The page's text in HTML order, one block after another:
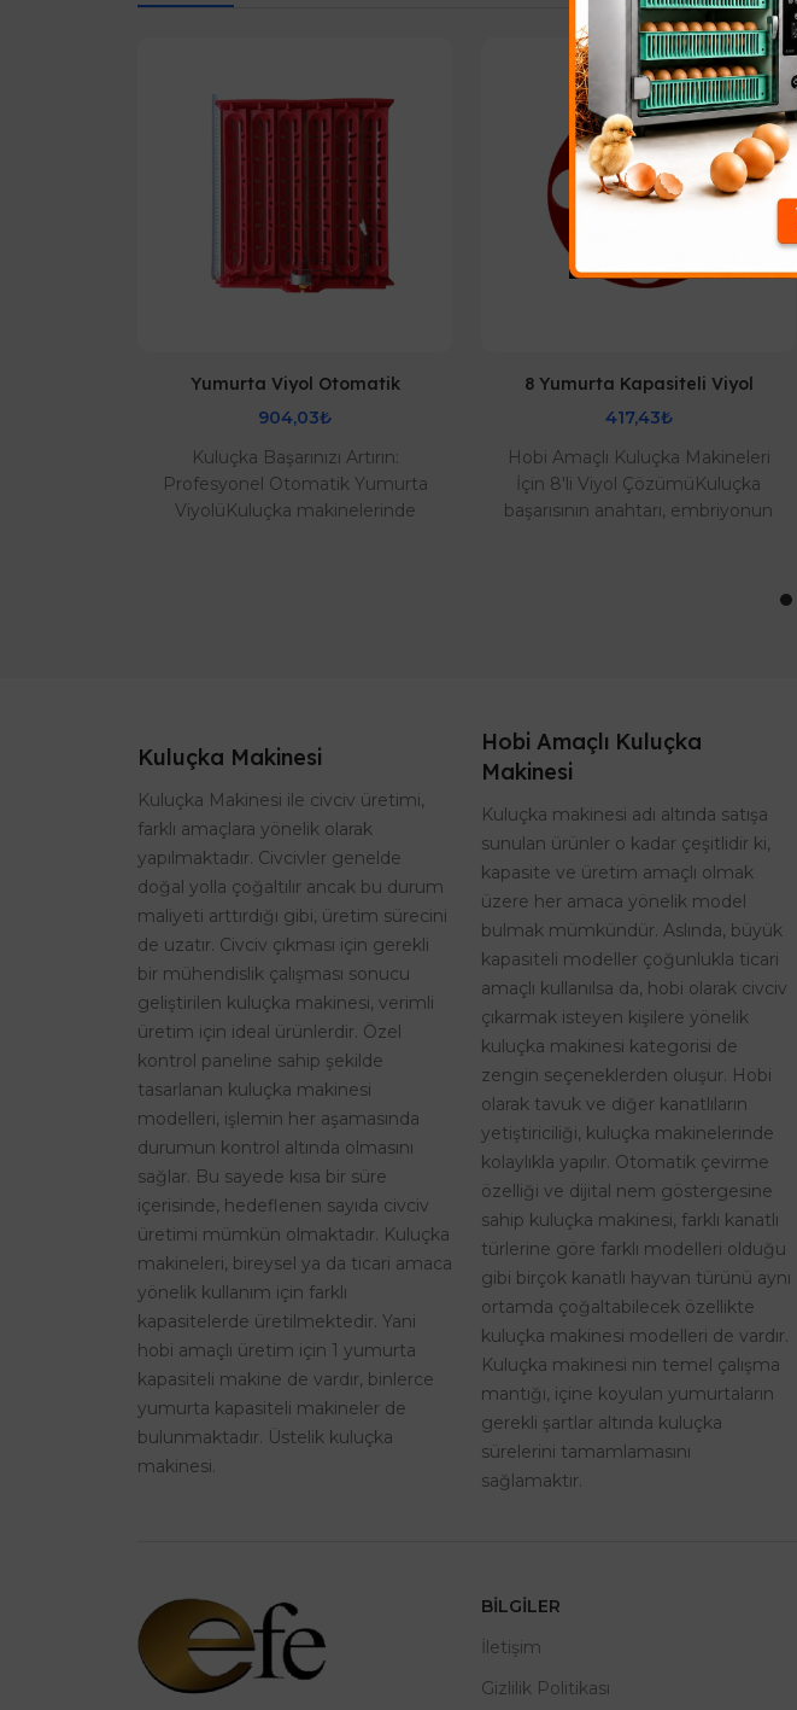
Yumurta Viyol Otomatik
904,03₺
Kuluçka Başarınızı Artırın:
Profesyonel Otomatik Yumurta
ViyolüKuluçka makinelerinde
8 Yumurta Kapasiteli Viyol
417,43₺
Hobi Amaçlı Kuluçka Makineleri
İçin 8'li Viyol ÇözümüKuluçka
başarısının anahtarı, embriyonun
Kuluçka Makinesi
Kuluçka Makinesi ile civciv üretimi,
farklı amaçlara yönelik olarak
yapılmaktadır. Civcivler genelde
doğal yolla çoğaltılır ancak bu durum
maliyeti arttırdığı gibi, üretim sürecini
de uzatır. Civciv çıkması için gerekli
bir mühendislik çalışması sonucu
geliştirilen kuluçka makinesi, verimli
üretim için ideal ürünlerdir. Özel
kontrol paneline sahip şekilde
tasarlanan kuluçka makinesi
modelleri, işlemin her aşamasında
durumun kontrol altında olmasını
sağlar. Bu sayede kısa bir süre
içerisinde, hedeflenen sayıda civciv
üretimi mümkün olmaktadır. Kuluçka
makineleri, bireysel ya da ticari amaca
yönelik kullanım için farklı
kapasitelerde üretilmektedir. Yani
hobi amaçlı üretim için 1 yumurta
kapasiteli makine de vardır, binlerce
yumurta kapasiteli makineler de
bulunmaktadır. Üstelik kuluçka
makinesi.
Hobi Amaçlı Kuluçka
Makinesi
Kuluçka makinesi adı altında satışa
sunulan ürünler o kadar çeşitlidir ki,
kapasite ve üretim amaçlı olmak
üzere her amaca yönelik model
bulmak mümkündür. Aslında, büyük
kapasiteli modeller çoğunlukla ticari
amaçlı kullanılsa da, hobi olarak civciv
çıkarmak isteyen kişilere yönelik
kuluçka makinesi kategorisi de
zengin seçeneklerden oluşur. Hobi
olarak tavuk ve diğer kanatlıların
yetiştiriciliği, kuluçka makinelerinde
kolaylıkla yapılır. Otomatik çevirme
özelliği ve dijital nem göstergesine
sahip kuluçka makinesi, farklı kanatlı
türlerine göre farklı modelleri olduğu
gibi birçok kanatlı hayvan türünü aynı
ortamda çoğaltabilecek özellikte
kuluçka makinesi modelleri de vardır.
Kuluçka makinesi nin temel çalışma
mantığı, içine koyulan yumurtaların
gerekli şartlar altında kuluçka
sürelerini tamamlamasını
sağlamaktır.
BILGILER
İletişim
Gizlilik Politikası